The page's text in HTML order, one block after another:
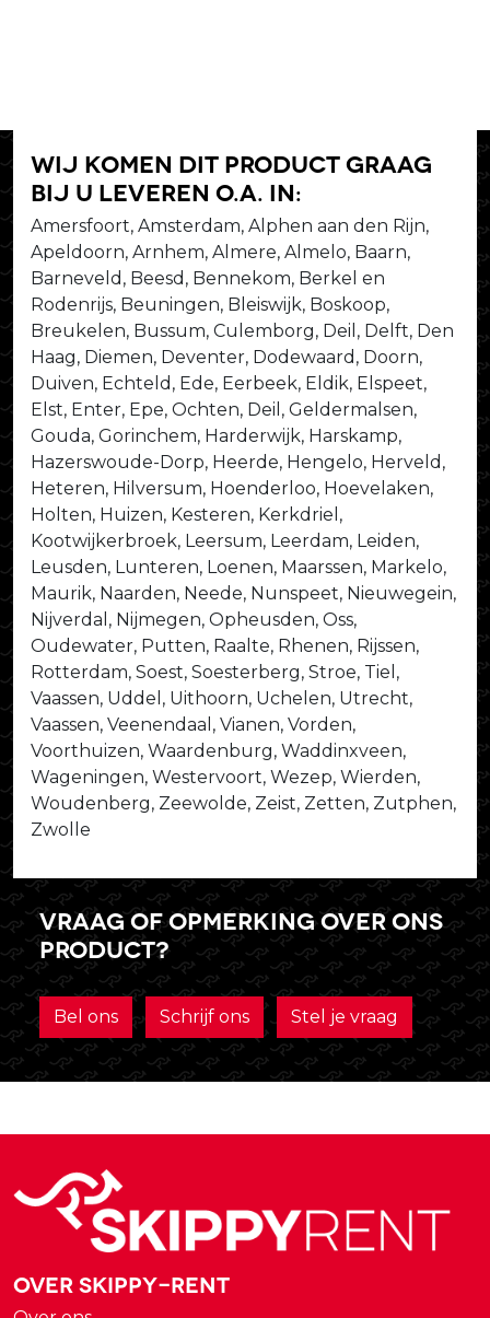
Wij komen dit product graag
bij u leveren o.a. in:
Amersfoort, Amsterdam, Alphen aan den Rijn,
Apeldoorn, Arnhem, Almere, Almelo, Baarn,
Barneveld, Beesd, Bennekom, Berkel en
Rodenrijs, Beuningen, Bleiswijk, Boskoop,
Breukelen, Bussum, Culemborg, Deil, Delft, Den
Haag, Diemen, Deventer, Dodewaard, Doorn,
Duiven, Echteld, Ede, Eerbeek, Eldik, Elspeet,
Elst, Enter, Epe, Ochten, Deil, Geldermalsen,
Gouda, Gorinchem, Harderwijk, Harskamp,
Hazerswoude-Dorp, Heerde, Hengelo, Herveld,
Heteren, Hilversum, Hoenderloo, Hoevelaken,
Holten, Huizen, Kesteren, Kerkdriel,
Kootwijkerbroek, Leersum, Leerdam, Leiden,
Leusden, Lunteren, Loenen, Maarssen, Markelo,
Maurik, Naarden, Neede, Nunspeet, Nieuwegein,
Nijverdal, Nijmegen, Opheusden, Oss,
Oudewater, Putten, Raalte, Rhenen, Rijssen,
Rotterdam, Soest, Soesterberg, Stroe, Tiel,
Vaassen, Uddel, Uithoorn, Uchelen, Utrecht,
Vaassen, Veenendaal, Vianen, Vorden,
Voorthuizen, Waardenburg, Waddinxveen,
Wageningen, Westervoort, Wezep, Wierden,
Woudenberg, Zeewolde, Zeist, Zetten, Zutphen,
Zwolle
Vraag of opmerking over ons
product?
Bel ons Schrijf ons Stel je vraag
Over Skippy-rent